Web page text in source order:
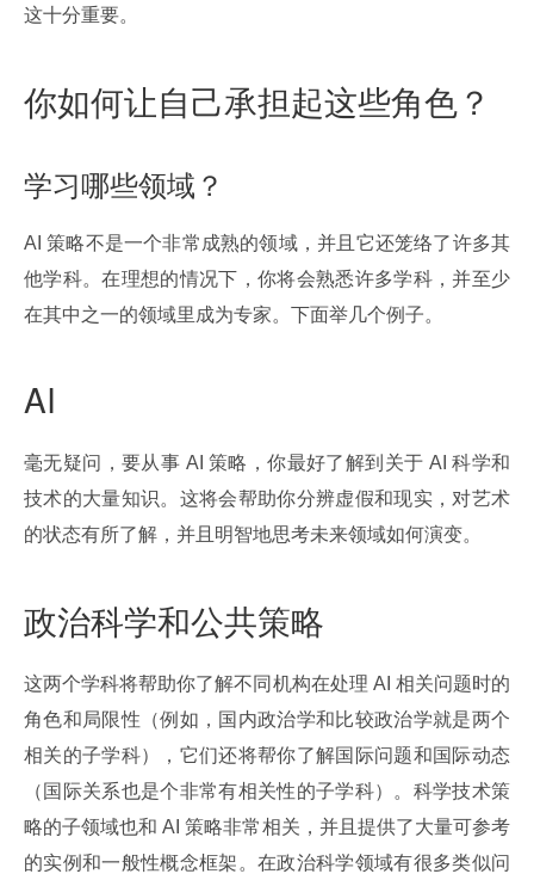
这十分重要。
你如何让自己承担起这些角色？
学习哪些领域？
AI 策略不是一个非常成熟的领域，并且它还笼络了许多其
他学科。在理想的情况下，你将会熟悉许多学科，并至少
在其中之一的领域里成为专家。下面举几个例子。
AI
毫无疑问，要从事 AI 策略，你最好了解到关于 AI 科学和
技术的大量知识。这将会帮助你分辨虚假和现实，对艺术
的状态有所了解，并且明智地思考未来领域如何演变。
政治科学和公共策略
这两个学科将帮助你了解不同机构在处理 AI 相关问题时的
角色和局限性（例如，国内政治学和比较政治学就是两个
相关的子学科），它们还将帮你了解国际问题和国际动态
（国际关系也是个非常有相关性的子学科）。科学技术策
略的子领域也和 AI 策略非常相关，并且提供了大量可参考
的实例和一般性概念框架。在政治科学领域有很多类似问